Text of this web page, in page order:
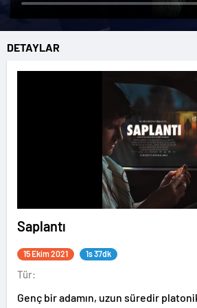
DETAYLAR
Saplantı
15 Ekim 2021 1s 37dk
Tür:
Genç bir adamın, uzun süredir